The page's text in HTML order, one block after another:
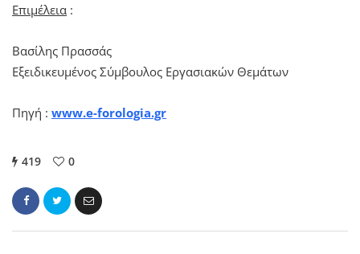
Επιμέλεια :
Βασίλης Πρασσάς
Εξειδικευμένος Σύμβουλος Εργασιακών Θεμάτων
Πηγή : www.e-forologia.gr
419 0